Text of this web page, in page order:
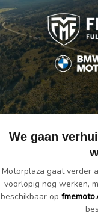
We gaan
Motorplaza gaat verder
voorlopig nog werken,
beschikbaar op